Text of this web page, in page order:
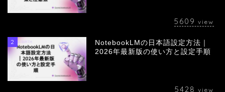
5609 view
2
NotebookLMの日本語設定方法｜
2026年最新版の使い方と設定手順
5428 view
会社概要